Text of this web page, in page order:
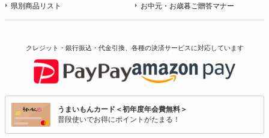
県別商品リスト お中元・お歳暮ご贈答マナー
クレジット・銀行振込・代金引換、各種の決済サービスに対応しています
うまいもんカード＜初年度年会費無料＞
普段使いでお得にポイントがたまる！